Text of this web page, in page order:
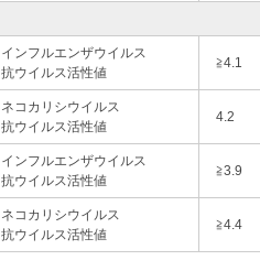
インフルエンザウイルス
抗ウイルス活性値
≧4.1
ネコカリシウイルス
抗ウイルス活性値
4.2
インフルエンザウイルス
抗ウイルス活性値
≧3.9
ネコカリシウイルス
抗ウイルス活性値
≧4.4